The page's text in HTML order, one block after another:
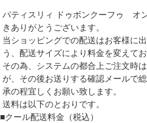
パティスリィ ドゥボンクーフゥ オ
きありがとうございます。
当ショッピングでの配送はお客様に
う、配送サイズにより料金を変えてお
その為、システムの都合上ご注文時
が、その後お送りする確認メールで
承の程宜しくお願い致します。
送料は以下のとおりです。
■クール配送料金（税込）